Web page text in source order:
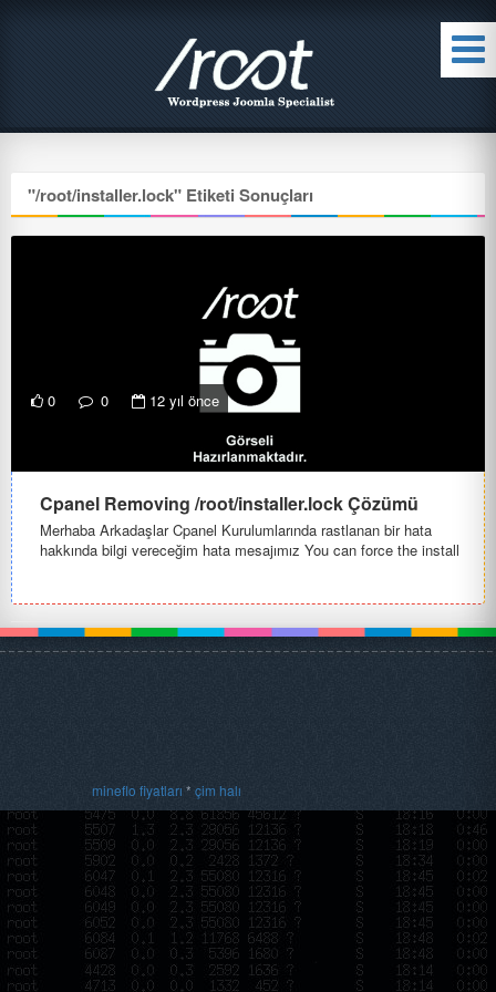
"/root/installer.lock" Etiketi Sonuçları
0 0 12 yıl önce
Cpanel Removing /root/installer.lock Çözümü
Merhaba Arkadaşlar Cpanel Kurulumlarında rastlanan bir hata
hakkında bilgi vereceğim hata mesajımız You can force the install
mineflo fiyatları * çim halı